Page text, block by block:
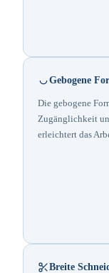
Gebogene
Die gebogene
Zugänglichkeit
erleichtert das
Breite